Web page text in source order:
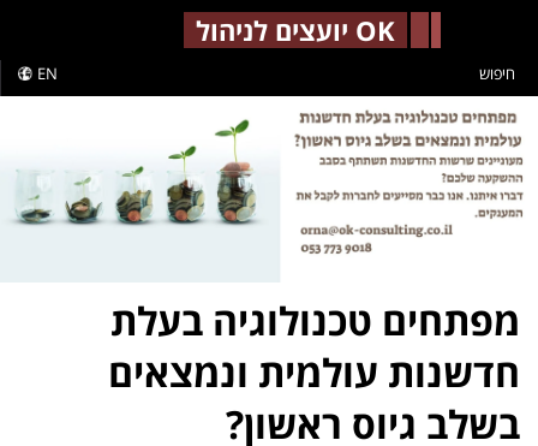
OK יועצים לניהול
EN חיפוש
מפתחים טכנולוגיה בעלת
חדשנות עולמית ונמצאים
בשלב גיוס ראשון?